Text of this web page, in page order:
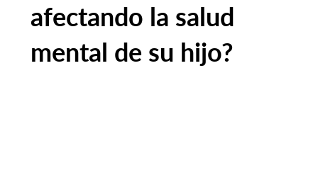
afectando la salud
mental de su hijo?